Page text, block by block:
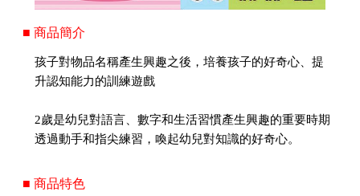
■ 商品簡介
孩子對物品名稱產生興趣之後，培養孩子的好奇心、提
升認知能力的訓練遊戲
2歲是幼兒對語言、數字和生活習慣產生興趣的重要時期
透過動手和指尖練習，喚起幼兒對知識的好奇心。
■ 商品特色